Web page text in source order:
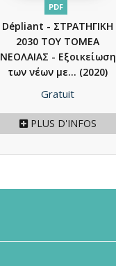
PDF
Dépliant - ΣΤΡΑΤΗΓΙΚΗ
2030 ΤΟΥ ΤΟΜΕΑ
ΝΕΟΛΑΙΑΣ - Εξοικείωση
των νέων με... (2020)
Prix
Gratuit
PLUS D'INFOS